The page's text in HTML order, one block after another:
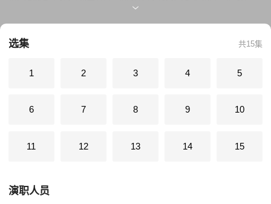
李卞氏买进门，由于白玉霜不传艺，全凭偷艺学会了评剧。白玉露突然逃
白玉霜更加不幸。也是从小无父无母被姥姥和养母冷漠无视加暴力。学戏
容易熬的出了名妈回来了又不让唱戏。最后又没能逃过文革含恨而死。 鸦
全知道对方有老婆孩子，这也是没办法的事。那时候的女戏子还有更好的
选集 共15集
1 2 3 4 5
6 7 8 9 10
11 12 13 14 15
演职人员